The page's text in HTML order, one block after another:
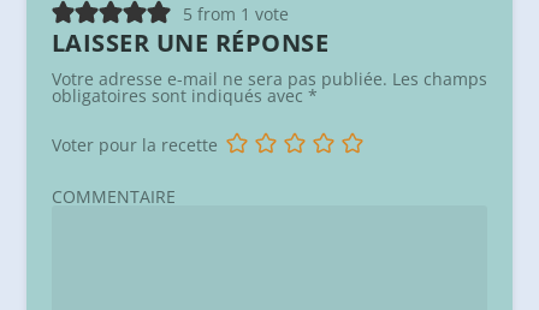
5 from 1 vote
LAISSER UNE RÉPONSE
Votre adresse e-mail ne sera pas publiée. Les champs
obligatoires sont indiqués avec *
Voter pour la recette
COMMENTAIRE